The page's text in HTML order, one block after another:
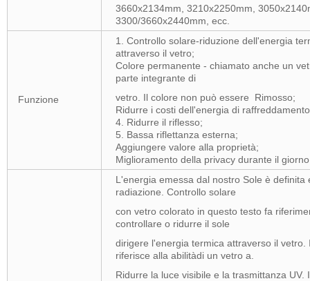
3660x2134mm, 3210x2250mm,
3300/3660x2440mm, ecc.
Funzione
1. Controllo solare-riduzione dell'energia
attraverso il vetro;
Colore permanente - chiamato anche un
parte integrante di
vetro. Il colore non può essere Rimosso;
Ridurre i costi dell'energia di
4. Ridurre il riflesso;
5. Bassa riflettanza esterna;
Aggiungere valore alla proprietà;
Miglioramento della privacy durante il
L'energia emessa dal nostro Sole è definita
radiazione. Controllo solare
con vetro colorato in questo testo fa
controllare o ridurre il sole
dirigere l'energia termica attraverso il vetro.
riferisce alla abilitàdi un vetro a.
Ridurre la luce visibile e la trasmittanza UV.